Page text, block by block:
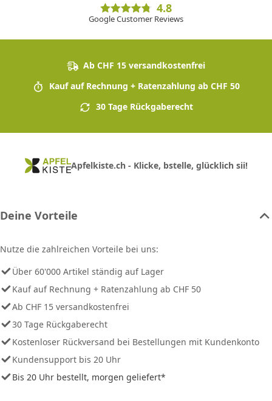
4.8
Google Customer Reviews
Ab CHF 15 versandkostenfrei
Kauf auf Rechnung + Ratenzahlung ab CHF 50
30 Tage Rückgaberecht
Apfelkiste.ch - Klicke, bstelle, glücklich sii!
Deine Vorteile
Nutze die zahlreichen Vorteile bei uns:
Über 60'000 Artikel ständig auf Lager
Kauf auf Rechnung + Ratenzahlung ab CHF 50
Ab CHF 15 versandkostenfrei
30 Tage Rückgaberecht
Kostenloser Rückversand bei Bestellungen mit Kundenkonto
Kundensupport bis 20 Uhr
Bis 20 Uhr bestellt, morgen geliefert*